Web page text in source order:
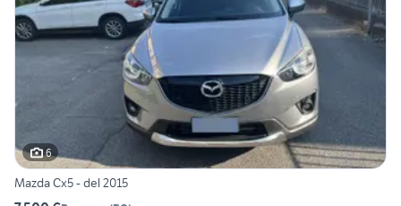
6
Mazda Cx5 - del 2015